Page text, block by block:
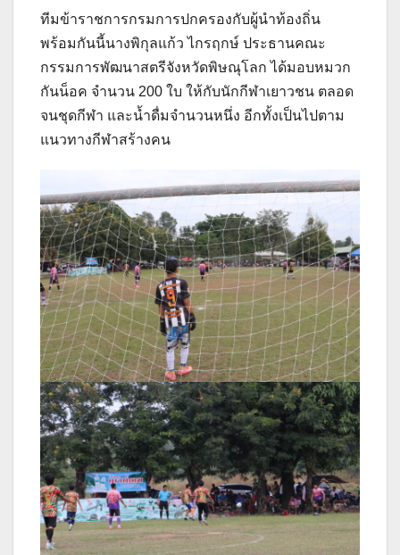
ทีมข้าราชการกรมการปกครองกับผู้นำท้องถิ่น
พร้อมกันนี้นางพิกุลแก้ว ไกรฤกษ์ ประธานคณะ
กรรมการพัฒนาสตรีจังหวัดพิษณุโลก ได้มอบหมวก
กันน็อค จำนวน 200 ใบ ให้กับนักกีฬาเยาวชน ตลอด
จนชุดกีฬา และน้ำดื่มจำนวนหนึ่ง อีกทั้งเป็นไปตาม
แนวทางกีฬาสร้างคน